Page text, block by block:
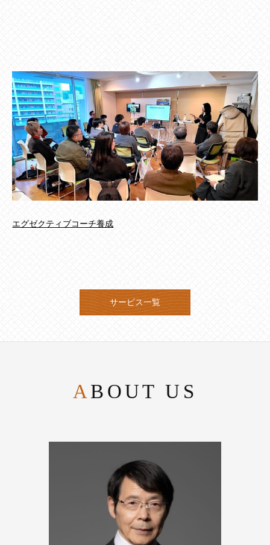
エグゼクティブコーチ養成
サービス一覧
ABOUT US